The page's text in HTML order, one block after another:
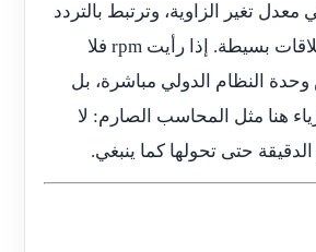
معدل تغير الزاوية، وترتبط بالتردد
والزمن الدوري بعلاقات بسيطة. إذا رأيت rpm فلا
النظام الدولي مباشرة، بل
هنا مثل المحاسب الصارم: لا
حتى تحولها كما ينبغي.